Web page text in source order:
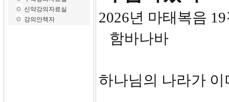
신약강의자료실
강의안책자
2026
함바나바
하나님의 나라가